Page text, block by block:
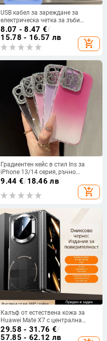
USB кабел за зареждане за
електрическа четка за зъби
Xiaomi, модели T700, T501, T501C,
T301 и T302
8.07 - 8.47 €/
15.78 - 16.57 лв
add_shopping_cart
Градиентен кейс в стил Ins за
iPhone 13/14 серия, ръчно
изработен акрил, защита от
9.44 €/18.46 лв
add_shopping_cart
Калъф от естествена кожа за
Huawei Mate X7 с централна
панта, пълна защита на корпуса
и екрана, вграден протектор за
29.58 - 31.76 €/
57.85 - 62.12 лв